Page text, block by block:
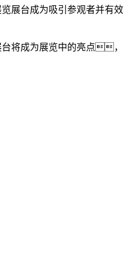
台成为吸引参观者并有效
将成为展览中的亮点，